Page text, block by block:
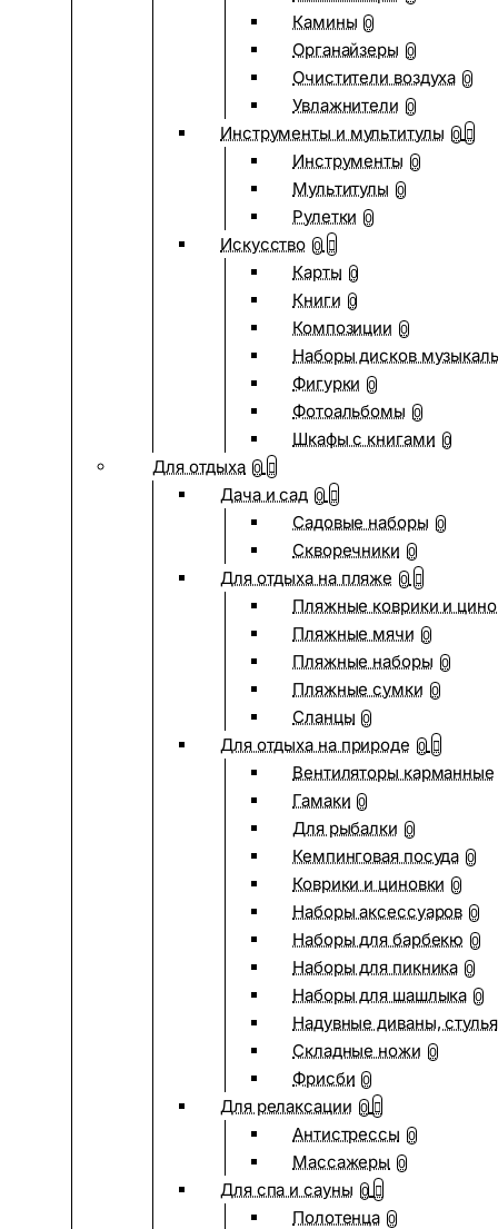
Камины 0
Органайзеры 0
Очистители воздуха 0
Увлажнители 0
Инструменты и мультитулы 0
Инструменты 0
Мультитулы 0
Рулетки 0
Искусство 0
Карты 0
Книги 0
Композиции 0
Наборы дисков
Фигурки 0
Фотоальбомы 0
Шкафы с книгами 0
Для отдыха 0
Дача и сад 0
Садовые наборы 0
Скворечники 0
Для отдыха на пляже 0
Пляжные коврики и
Пляжные мячи 0
Пляжные наборы 0
Пляжные сумки 0
Сланцы 0
Для отдыха на природе 0
Вентиляторы карманные
Гамаки 0
Для рыбалки 0
Кемпинговая посуда 0
Коврики и циновки 0
Наборы аксессуаров 0
Наборы для барбекю 0
Наборы для пикника 0
Наборы для шашлыка 0
Надувные диваны, стулья
Складные ножи 0
Фрисби 0
Для релаксации 0
Антистрессы 0
Массажеры 0
Для спа и сауны 0
Полотенца 0